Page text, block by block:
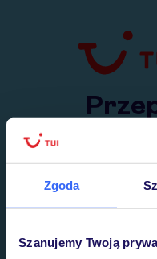
Zgoda
Szanujemy Twoją
Przejdź do TUI.pl
Wysłaliśmy